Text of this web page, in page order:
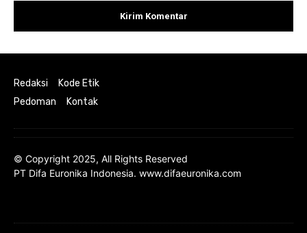
Redaksi
Kode Etik
Pedoman
Kontak
© Copyright 2025, All Rights Reserved
PT Difa Euronika Indonesia. www.difaeuronika.com